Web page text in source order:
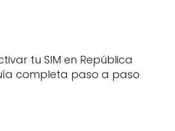
tu SIM en República
completa paso a paso